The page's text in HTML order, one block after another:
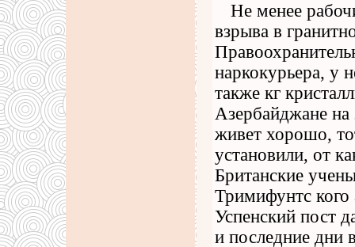
Не менее
взрыва в
наркокурьера, у
также кг
Азербайджане на
живет хорошо,
установили, от
Британские
Тримифунтс кого
Успенский пост
и последние дни